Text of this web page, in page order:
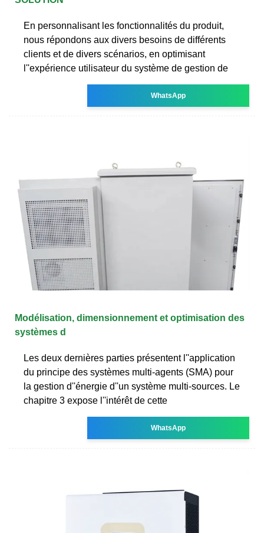
En personnalisant les fonctionnalités du produit,
nous répondons aux divers besoins de différents
clients et de divers scénarios, en optimisant
l''expérience utilisateur du système de gestion de
WhatsApp
Modélisation, dimensionnement et optimisation des
systèmes d
Les deux dernières parties présentent l''application
du principe des systèmes multi-agents (SMA) pour
la gestion d''énergie d''un système multi-sources. Le
chapitre 3 expose l''intérêt de cette
WhatsApp